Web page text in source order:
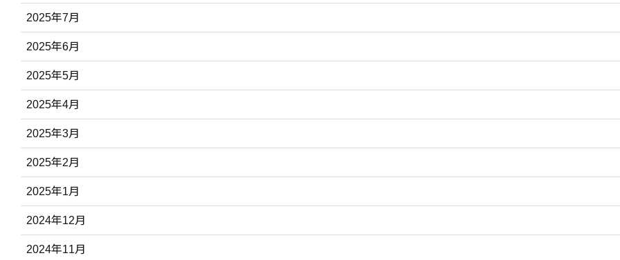
2025年7月
2025年6月
2025年5月
2025年4月
2025年3月
2025年2月
2025年1月
2024年12月
2024年11月